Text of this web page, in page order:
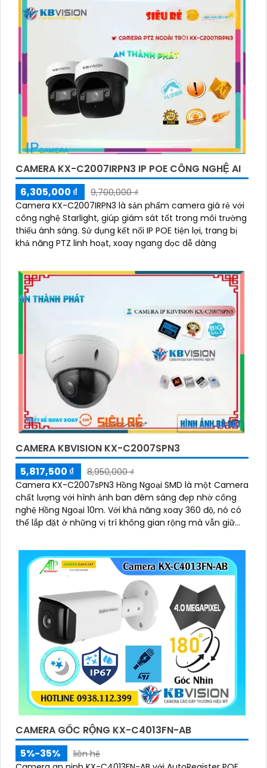
CAMERA KX-C2007IRPN3 IP POE CÔNG NGHỆ AI
6,305,000 ₫
9,700,000 ₫
Camera KX-C2007IRPN3 là sản phẩm camera giá rẻ với
công nghệ Starlight, giúp giám sát tốt trong môi trường
thiếu ánh sáng. Sử dụng kết nối IP POE tiện lợi, trang bị
khả năng PTZ linh hoạt, xoay ngang dọc dễ dàng
CAMERA KBVISION KX-C2007SPN3
5,817,500 ₫
8,950,000 ₫
Camera KX-C2007sPN3 Hồng Ngoại SMD là một Camera
chất lượng với hình ảnh ban đêm sáng đẹp nhờ công
nghệ Hồng Ngoại 10m. Với khả năng xoay 360 độ, nó có
thể lắp đặt ở những vị trí không gian rộng mà vẫn giữ
CAMERA GỐC RỘNG KX-C4013FN-AB
5%-35%
liên hệ